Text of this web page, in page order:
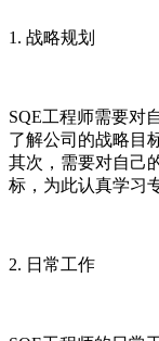
1. 战略规划
SQE工程师需要对
了解公司的战略目
其次，需要对自己
标，为此认真学习
2. 日常工作